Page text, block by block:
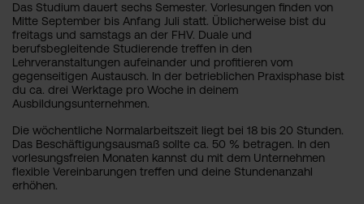
Das Studium dauert sechs Semester. Vorlesungen finden von
Mitte September bis Anfang Juli statt. Üblicherweise bist du
freitags und samstags an der FHV. Duale und
berufsbegleitende Studierende treffen in den
Lehrveranstaltungen aufeinander und profitieren vom
gegenseitigen Austausch. In der betrieblichen Praxisphase bist
du ca. drei Werktage pro Woche in deinem
Ausbildungsunternehmen.
Die wöchentliche Normalarbeitszeit liegt bei 18 bis 20 Stunden.
Das Beschäftigungsausmaß sollte ca. 50 % betragen. In den
vorlesungsfreien Monaten kannst du mit dem Unternehmen
flexible Vereinbarungen treffen und deine Stundenanzahl
erhöhen.